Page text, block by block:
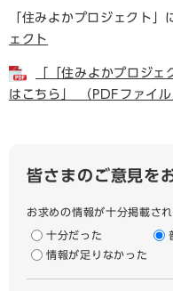
「住みよかプロジェクト
ェクト
「「住みよかプロジ
はこちら」 （PDFファイ
皆さまのご意見を
お求めの情報が十分掲載さ
十分だった
情報が足りなかった